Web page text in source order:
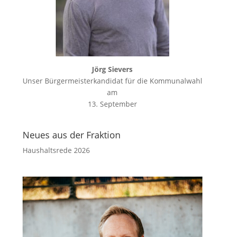
Jörg Sievers
Unser Bürgermeisterkandidat für die Kommunalwahl
am
13. September
Neues aus der Fraktion
Haushaltsrede 2026